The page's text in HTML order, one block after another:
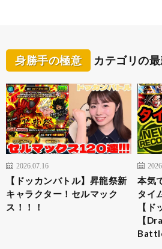
身勝手の極意 カテゴリの
2026.07.16
【ドッカンバトル】昇龍祭新
キャラクター！セルマック
ス！！！
本気
タイ
【ド
【